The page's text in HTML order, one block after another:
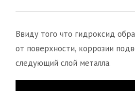
Ввиду того что гидроксид
от поверхности, коррозии
следующий слой металла.